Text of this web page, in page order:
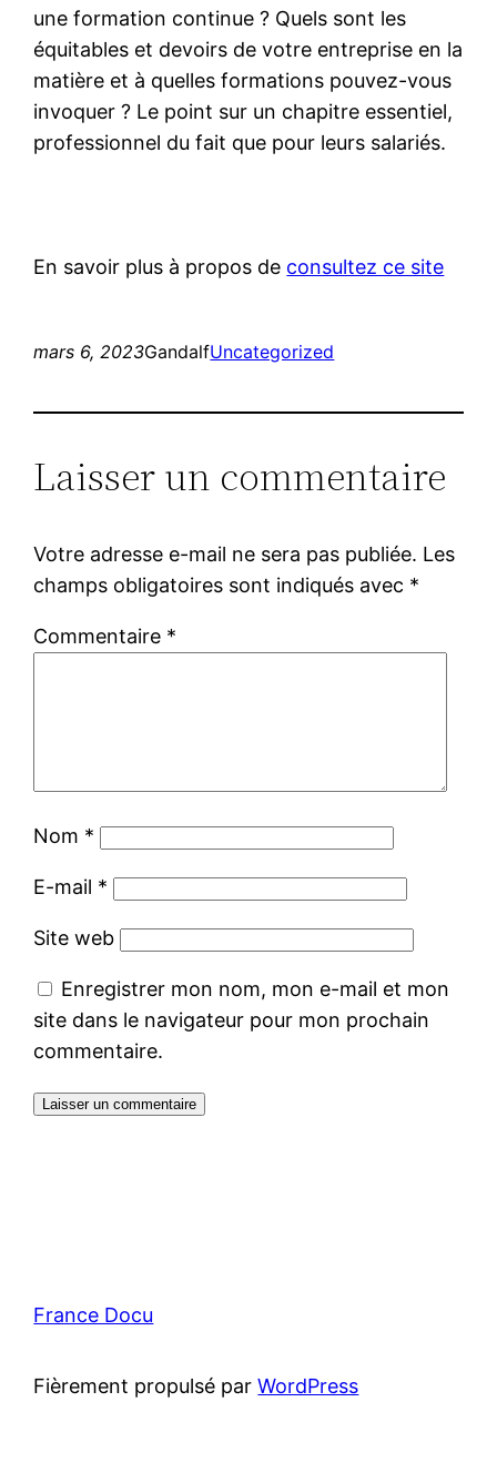
une formation continue ? Quels sont les
équitables et devoirs de votre entreprise en la
matière et à quelles formations pouvez-vous
invoquer ? Le point sur un chapitre essentiel,
professionnel du fait que pour leurs salariés.
En savoir plus à propos de consultez ce site
mars 6, 2023GandalfUncategorized
Laisser un commentaire
Votre adresse e-mail ne sera pas publiée. Les
champs obligatoires sont indiqués avec *
Commentaire *
Nom *
E-mail *
Site web
Enregistrer mon nom, mon e-mail et mon
site dans le navigateur pour mon prochain
commentaire.
France Docu
Fièrement propulsé parWordPress